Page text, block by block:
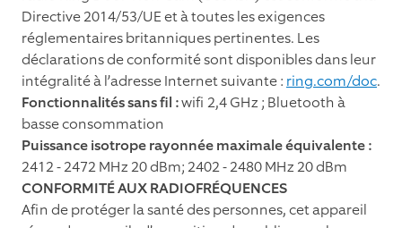
Directive 2014/53/UE et à toutes les exigences
réglementaires britanniques pertinentes. Les
déclarations de conformité sont disponibles dans leur
intégralité à l’adresse Internet suivante : ring.com/doc.
Fonctionnalités sans fil :wifi 2,4 GHz ; Bluetooth à
basse consommation
Puissance isotrope rayonnée maximale équivalente :
2412 - 2472 MHz 20 dBm; 2402 - 2480 MHz 20 dBm
CONFORMITÉ AUX RADIOFRÉQUENCES
Afin de protéger la santé des personnes, cet appareil